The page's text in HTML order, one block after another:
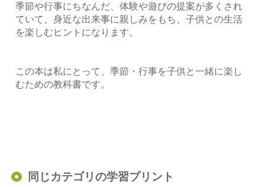
季節や行事にちなんだ、体験や遊びの提案が多くされ
ていて、身近な出来事に親しみをもち、子供との生活
を楽しむヒントになります。
この本は私にとって、季節・行事を子供と一緒に楽し
むための教科書です。
同じカテゴリの学習プリント